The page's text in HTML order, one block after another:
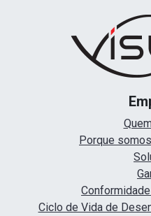
Porque
Ciclo de Vida de